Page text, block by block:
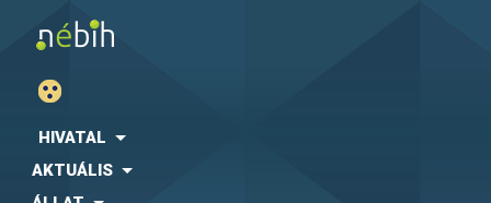
HIVATAL
AKTUÁLIS